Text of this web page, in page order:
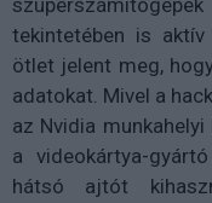
tekintetében is
ötlet jelent meg,
adatokat. Mivel a
az Nvidia
a videokártya-
hátsó ajtót